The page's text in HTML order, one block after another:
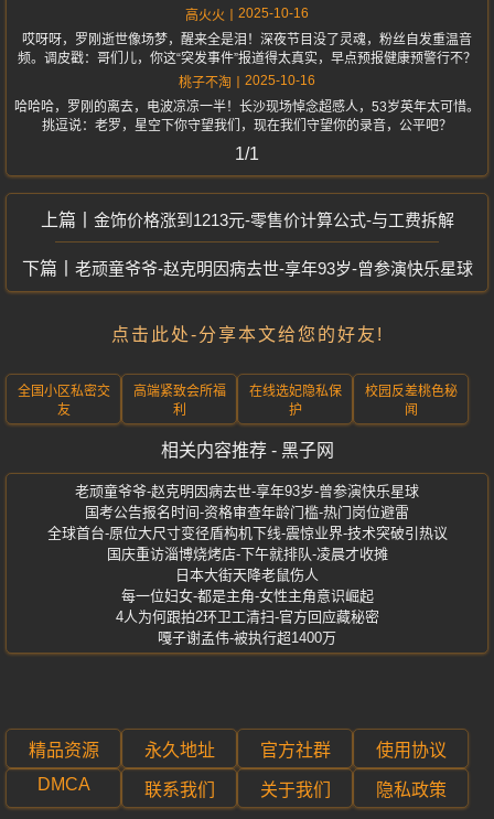
高火火
2025-10-16
哎呀呀，罗刚逝世像场梦，醒来全是泪！深夜节目没了灵魂，粉丝自发重温音
频。调皮戳：哥们儿，你这“突发事件”报道得太真实，早点预报健康预警行不？
桃子不淘
2025-10-16
哈哈哈，罗刚的离去，电波凉凉一半！长沙现场悼念超感人，53岁英年太可惜。
挑逗说：老罗，星空下你守望我们，现在我们守望你的录音，公平吧？
1/1
金饰价格涨到1213元-零售价计算公式-与工费拆解
老顽童爷爷-赵克明因病去世-享年93岁-曾参演快乐星球
点击此处-分享本文给您的好友!
全国小区私密交
友
高端紧致会所福
利
在线选妃隐私保
护
校园反差桃色秘
闻
相关内容推荐 - 黑子网
老顽童爷爷-赵克明因病去世-享年93岁-曾参演快乐星球
国考公告报名时间-资格审查年龄门槛-热门岗位避雷
全球首台-原位大尺寸变径盾构机下线-震惊业界-技术突破引热议
国庆重访淄博烧烤店-下午就排队-凌晨才收摊
日本大街天降老鼠伤人
每一位妇女-都是主角-女性主角意识崛起
4人为何跟拍2环卫工清扫-官方回应藏秘密
嘎子谢孟伟-被执行超1400万
精品资源 永久地址 官方社群
使用协议
DMCA
联系我们 关于我们 隐私政策